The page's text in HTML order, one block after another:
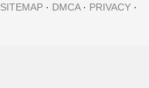
SITEMAP · DMCA· PRIVACY ·